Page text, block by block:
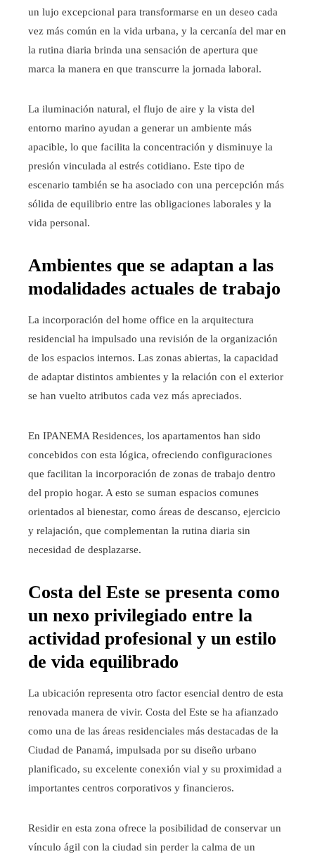
un lujo excepcional para transformarse en un deseo cada
vez más común en la vida urbana, y la cercanía del mar en
la rutina diaria brinda una sensación de apertura que
marca la manera en que transcurre la jornada laboral.
La iluminación natural, el flujo de aire y la vista del
entorno marino ayudan a generar un ambiente más
apacible, lo que facilita la concentración y disminuye la
presión vinculada al estrés cotidiano. Este tipo de
escenario también se ha asociado con una percepción más
sólida de equilibrio entre las obligaciones laborales y la
vida personal.
Ambientes que se adaptan a las
modalidades actuales de trabajo
La incorporación del home office en la arquitectura
residencial ha impulsado una revisión de la organización
de los espacios internos. Las zonas abiertas, la capacidad
de adaptar distintos ambientes y la relación con el exterior
se han vuelto atributos cada vez más apreciados.
En IPANEMA Residences, los apartamentos han sido
concebidos con esta lógica, ofreciendo configuraciones
que facilitan la incorporación de zonas de trabajo dentro
del propio hogar. A esto se suman espacios comunes
orientados al bienestar, como áreas de descanso, ejercicio
y relajación, que complementan la rutina diaria sin
necesidad de desplazarse.
Costa del Este se presenta como
un nexo privilegiado entre la
actividad profesional y un estilo
de vida equilibrado
La ubicación representa otro factor esencial dentro de esta
renovada manera de vivir. Costa del Este se ha afianzado
como una de las áreas residenciales más destacadas de la
Ciudad de Panamá, impulsada por su diseño urbano
planificado, su excelente conexión vial y su proximidad a
importantes centros corporativos y financieros.
Residir en esta zona ofrece la posibilidad de conservar un
vínculo ágil con la ciudad sin perder la calma de un